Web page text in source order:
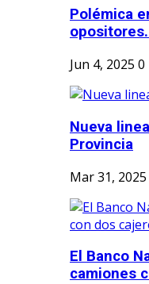
Polémica
Jun 4, 2025 0
Nueva
Provincia
Mar 31, 2025
El Banco
camiones